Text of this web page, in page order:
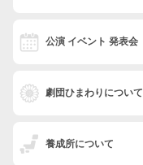
公演 イベント 発表会
劇団ひまわりについて
養成所について